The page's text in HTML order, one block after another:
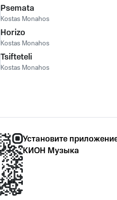
Psemata
Kostas Monahos
Horizo
Kostas Monahos
Tsifteteli
Kostas Monahos
Установите
КИОН Музыка